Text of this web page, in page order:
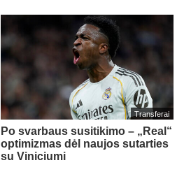
Transferai
Po svarbaus susitikimo – „Real“
optimizmas dėl naujos sutarties
su Viniciumi